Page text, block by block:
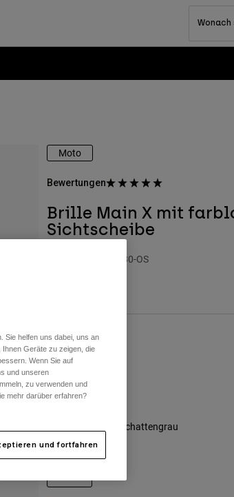
Wonach
Moto
Bewertungen
Brille Main X mit
Sichtscheibe
32988-330-OS
ausgewählt
Dunkles Schattengrau
Sie helfen uns dabei, uns an
Geräte zu zeigen, die
Wenn Sie auf
und unseren
zu verwenden und
mehr darüber erfahren?
und fortfahren